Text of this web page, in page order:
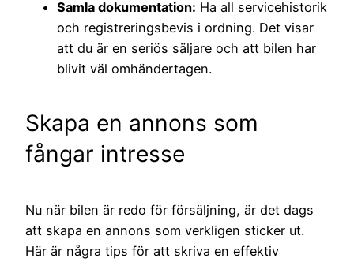
Samla dokumentation: Ha all servicehistorik
och registreringsbevis i ordning. Det visar
att du är en seriös säljare och att bilen har
blivit väl omhändertagen.
Skapa en annons som
fångar intresse
Nu när bilen är redo för försäljning, är det dags
att skapa en annons som verkligen sticker ut.
Här är några tips för att skriva en effektiv